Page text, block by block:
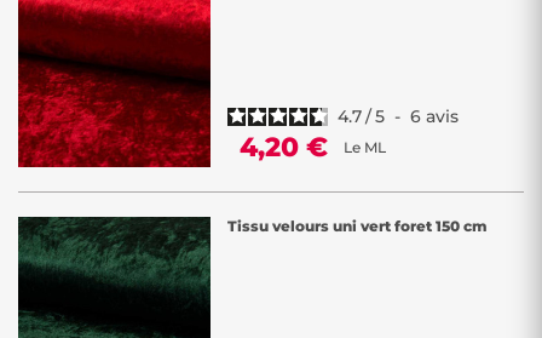
4.7/5 - 6 avis
4,20 € Le ML
Tissu velours uni vert foret 150 cm